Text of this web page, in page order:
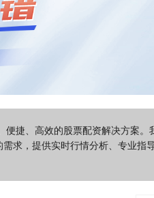
捷、高效的股票配资解决方案
求，提供实时行情分析、专业指